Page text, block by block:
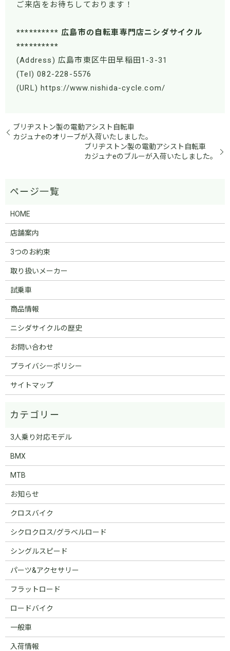
ご来店をお待ちしております！
********** 広島市の自転車専門店ニシダサイクル
**********
(Address) 広島市東区牛田早稲田1-3-31
(Tel) 082-228-5576
(URL) https://www.nishida-cycle.com/
ブリヂストン製の電動アシスト自転車
カジュナeのオリーブが入荷いたしました。
ブリヂストン製の電動アシスト自転車
カジュナeのブルーが入荷いたしました。
HOME
店舗案内
3つのお約束
取り扱いメーカー
試乗車
商品情報
ニシダサイクルの歴史
お問い合わせ
プライバシーポリシー
サイトマップ
3人乗り対応モデル
BMX
MTB
お知らせ
クロスバイク
シクロクロス/グラベルロード
シングルスピード
パーツ&アクセサリー
フラットロード
ロードバイク
一般車
入荷情報